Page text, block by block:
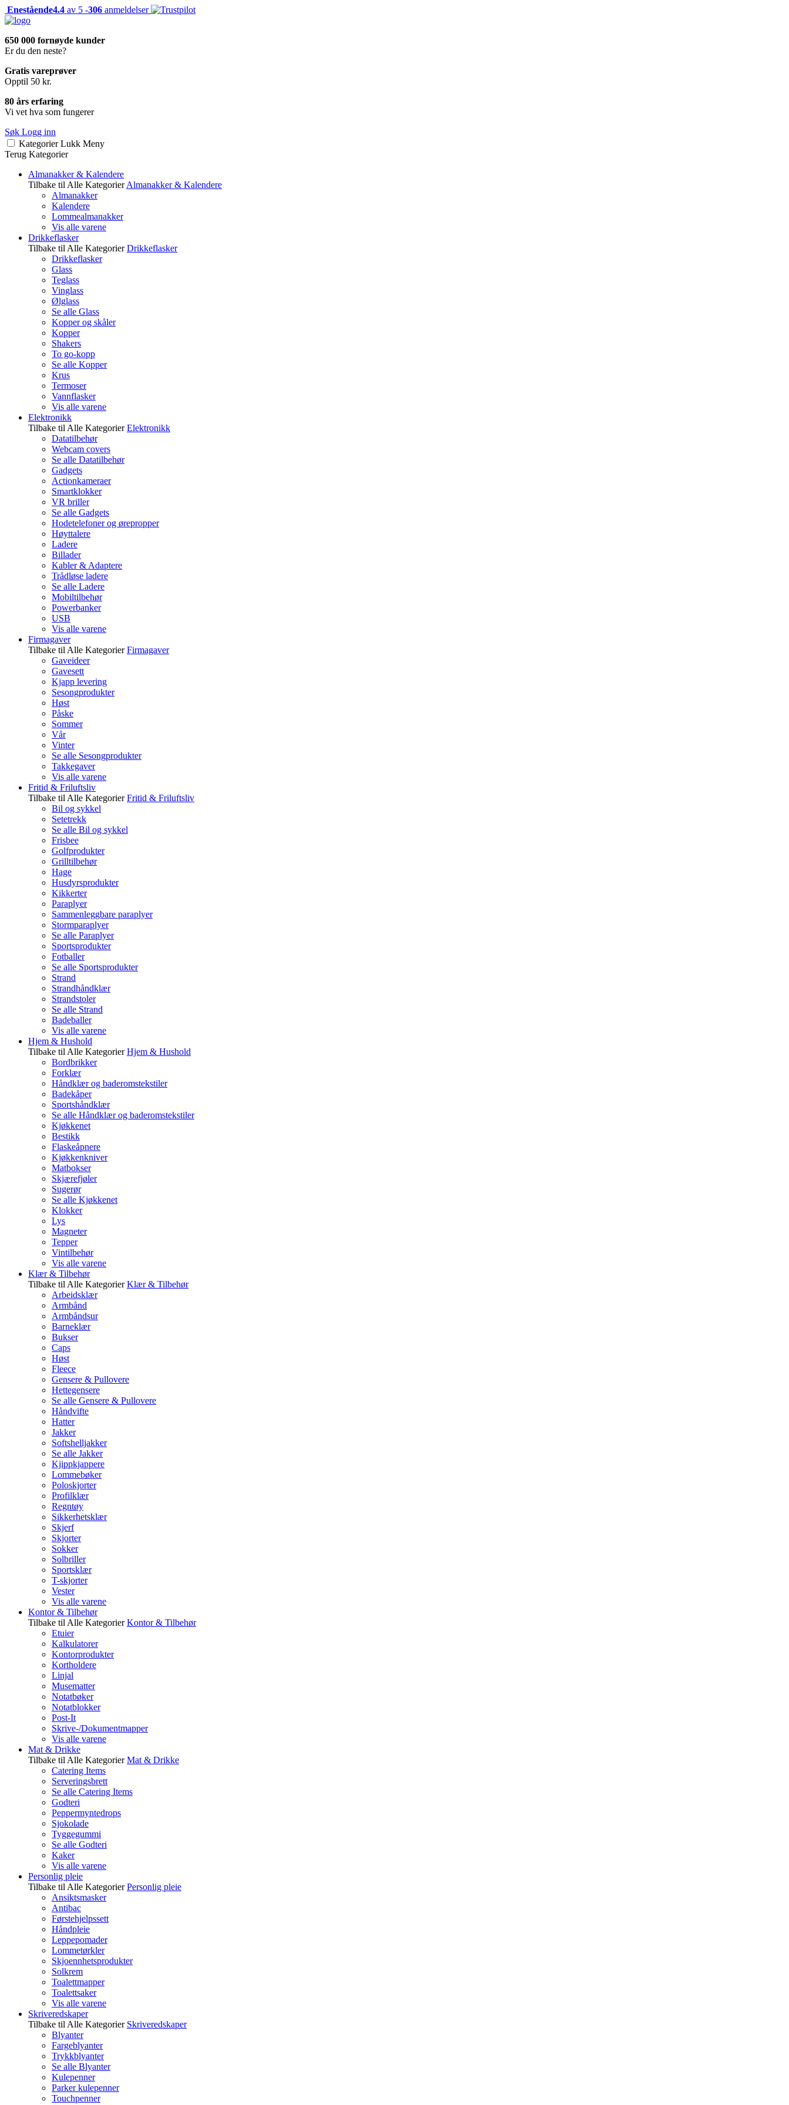
Enestående4.4 av 5 -306 anmeldelser
650 000 fornøyde kunder
Er du den neste?
Gratis vareprøver
Opptil 50 kr.
80 års erfaring
Vi vet hva som fungerer
Søk Logg inn
Kategorier Lukk Meny
Terug Kategorier
Almanakker & Kalendere
Tilbake til Alle Kategorier Almanakker & Kalendere
Almanakker
Kalendere
Lommealmanakker
Vis alle varene
Drikkeflasker
Tilbake til Alle Kategorier Drikkeflasker
Drikkeflasker
Glass
Teglass
Vinglass
Ølglass
Se alle Glass
Kopper og skåler
Kopper
Shakers
To go-kopp
Se alle Kopper
Krus
Termoser
Vannflasker
Vis alle varene
Elektronikk
Tilbake til Alle Kategorier Elektronikk
Datatilbehør
Webcam covers
Se alle Datatilbehør
Gadgets
Actionkameraer
Smartklokker
VR briller
Se alle Gadgets
Hodetelefoner og ørepropper
Høyttalere
Ladere
Billader
Kabler & Adaptere
Trådløse ladere
Se alle Ladere
Mobiltilbehør
Powerbanker
USB
Vis alle varene
Firmagaver
Tilbake til Alle Kategorier Firmagaver
Gaveideer
Gavesett
Kjapp levering
Sesongprodukter
Høst
Påske
Sommer
Vår
Vinter
Se alle Sesongprodukter
Takkegaver
Vis alle varene
Fritid & Friluftsliv
Tilbake til Alle Kategorier Fritid & Friluftsliv
Bil og sykkel
Setetrekk
Se alle Bil og sykkel
Frisbee
Golfprodukter
Grilltilbehør
Hage
Husdyrsprodukter
Kikkerter
Paraplyer
Sammenleggbare paraplyer
Stormparaplyer
Se alle Paraplyer
Sportsprodukter
Fotballer
Se alle Sportsprodukter
Strand
Strandhåndklær
Strandstoler
Se alle Strand
Badeballer
Vis alle varene
Hjem & Hushold
Tilbake til Alle Kategorier Hjem & Hushold
Bordbrikker
Forklær
Håndklær og baderomstekstiler
Badekåper
Sportshåndklær
Se alle Håndklær og baderomstekstiler
Kjøkkenet
Bestikk
Flaskeåpnere
Kjøkkenkniver
Matbokser
Skjærefjøler
Sugerør
Se alle Kjøkkenet
Klokker
Lys
Magneter
Tepper
Vintilbehør
Vis alle varene
Klær & Tilbehør
Tilbake til Alle Kategorier Klær & Tilbehør
Arbeidsklær
Armbånd
Armbåndsur
Barneklær
Bukser
Caps
Høst
Fleece
Gensere & Pullovere
Hettegensere
Se alle Gensere & Pullovere
Håndvifte
Hatter
Jakker
Softshelljakker
Se alle Jakker
Kjippkjappere
Lommebøker
Poloskjorter
Profilklær
Regntøy
Sikkerhetsklær
Skjerf
Skjorter
Sokker
Solbriller
Sportsklær
T-skjorter
Vester
Vis alle varene
Kontor & Tilbehør
Tilbake til Alle Kategorier Kontor & Tilbehør
Etuier
Kalkulatorer
Kontorprodukter
Kortholdere
Linjal
Musematter
Notatbøker
Notatblokker
Post-It
Skrive-/Dokumentmapper
Vis alle varene
Mat & Drikke
Tilbake til Alle Kategorier Mat & Drikke
Catering Items
Serveringsbrett
Se alle Catering Items
Godteri
Peppermyntedrops
Sjokolade
Tyggegummi
Se alle Godteri
Kaker
Vis alle varene
Personlig pleie
Tilbake til Alle Kategorier Personlig pleie
Ansiktsmasker
Antibac
Førstehjelpssett
Håndpleie
Leppepomader
Lommetørkler
Skjoennhetsprodukter
Solkrem
Toalettmapper
Toalettsaker
Vis alle varene
Skriveredskaper
Tilbake til Alle Kategorier Skriveredskaper
Blyanter
Fargeblyanter
Trykkblyanter
Se alle Blyanter
Kulepenner
Parker kulepenner
Touchpenner